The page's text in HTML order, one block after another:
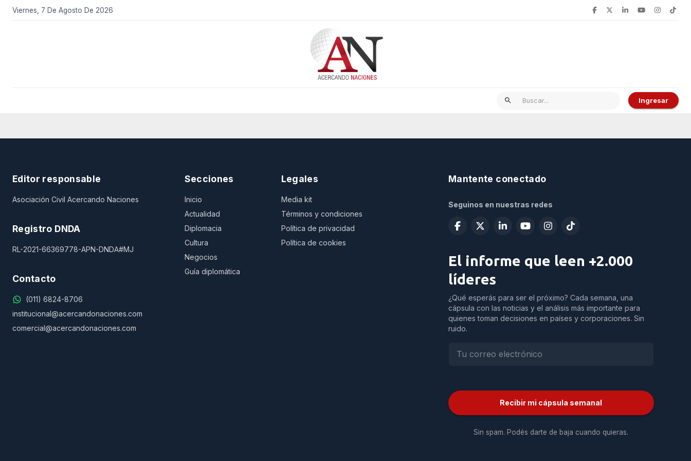
Viernes, 7 De Agosto De 2026
Ingresar
Editor responsable
Asociación Civil Acercando Naciones
Registro DNDA
RL-2021-66369778-APN-DNDA#MJ
Contacto
(011) 6824-8706
institucional@acercandonaciones.com
comercial@acercandonaciones.com
Secciones
Inicio
Actualidad
Diplomacia
Cultura
Negocios
Guía diplomática
Legales
Media kit
Términos y condiciones
Política de privacidad
Política de cookies
Mantente conectado
Seguinos en nuestras redes
El informe que leen +2.000
líderes
¿Qué esperás para ser el próximo? Cada semana, una
cápsula con las noticias y el análisis más importante para
quienes toman decisiones en países y corporaciones. Sin
ruido.
Recibir mi cápsula semanal
Sin spam. Podés darte de baja cuando quieras.